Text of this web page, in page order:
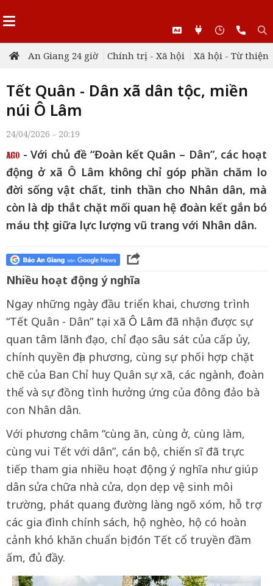
An Giang 24 giờ Chính trị - Xã hội Xã hội - Từ thiện
Tết Quân - Dân xã dân tộc, miền
núi Ô Lâm
24/04/2026 - 20:19
- Với chủ đề “Đoàn kết Quân – Dân”, các hoạt
động ở xã Ô Lâm không chỉ góp phần chăm lo
đời sống vật chất, tinh thần cho Nhân dân, mà
còn là dịp thắt chặt mối quan hệ đoàn kết gắn bó
máu thịt giữa lực lượng vũ trang với Nhân dân.
Nhiều hoạt động ý nghĩa
Ngay những ngày đầu triển khai, chương trình
“Tết Quân - Dân” tại xã Ô Lâm đã nhận được sự
quan tâm lãnh đạo, chỉ đạo sâu sát của cấp ủy,
chính quyền địa phương, cùng sự phối hợp chặt
chẽ của Ban Chỉ huy Quân sự xã, các ngành, đoàn
thể và sự đồng tình hưởng ứng của đông đảo bà
con Nhân dân.
Với phương châm “cùng ăn, cùng ở, cùng làm,
cùng vui Tết với dân”, cán bộ, chiến sĩ đã trực
tiếp tham gia nhiều hoạt động ý nghĩa như giúp
dân sửa chữa nhà cửa, dọn dẹp vệ sinh môi
trường, phát quang đường làng ngõ xóm, hỗ trợ
các gia đình chính sách, hộ nghèo, hộ có hoàn
cảnh khó khăn chuẩn bị đón Tết cổ truyền đầm
ấm, đủ đầy.